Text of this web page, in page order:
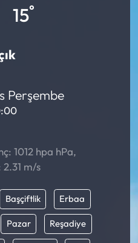
15°
Perşembe
1012 hpa hPa,
m/s
Başçiftlik Erbaa
Pazar Reşadiye